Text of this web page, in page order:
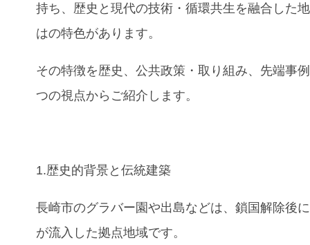
持ち、歴史と現代の技術・循環共生を融合した
はの特色があります。
その特徴を歴史、公共政策・取り組み、先端事
つの視点からご紹介します。
1.歴史的背景と伝統建築
長崎市のグラバー園や出島などは、鎖国解除後
が流入した拠点地域です。